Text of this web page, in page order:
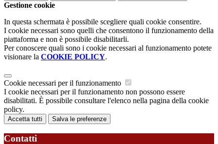
Gestione cookie
In questa schermata è possibile scegliere quali cookie consentire.
I cookie necessari sono quelli che consentono il funzionamento della
piattaforma e non è possibile disabilitarli.
Per conoscere quali sono i cookie necessari al funzionamento potete
visionare la COOKIE POLICY.
Cookie necessari per il funzionamento
I cookie necessari per il funzionamento non possono essere
disabilitati. È possibile consultare l'elenco nella pagina della cookie
policy.
Accetta tutti Salva le preferenze
Contatti